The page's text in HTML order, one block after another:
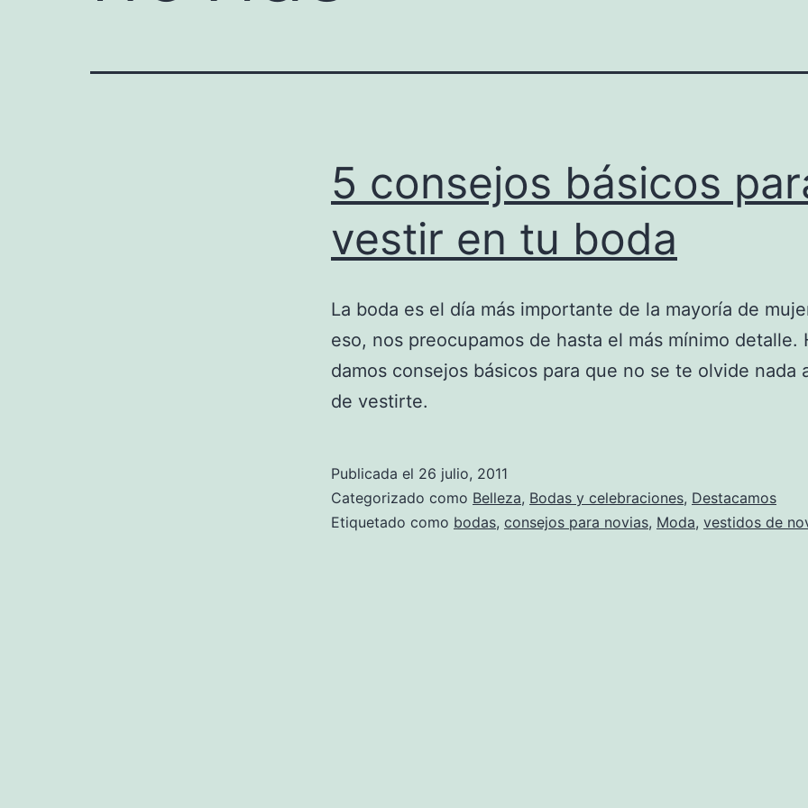
5 consejos básicos
vestir en tu boda
La boda es el día más importante de la mayoría de
eso, nos preocupamos de hasta el más mínimo detalle.
damos consejos básicos para que no se te olvide nada
de vestirte.
Publicada el 26 julio, 2011
Categorizado como Belleza, Bodas y celebraciones, Destacamos
Etiquetado como bodas, consejos para novias, Moda, vestidos de